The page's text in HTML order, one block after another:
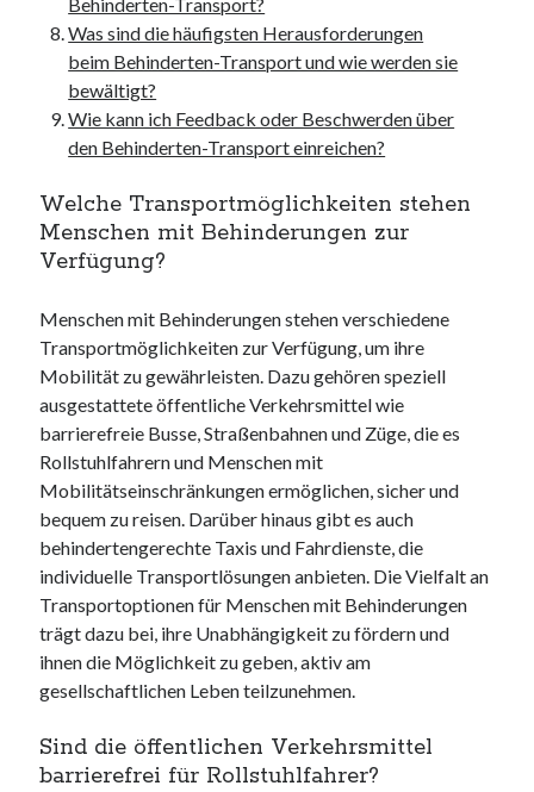
Was sind die häufigsten Herausforderungen
beim Behinderten-Transport und wie werden sie
bewältigt?
Wie kann ich Feedback oder Beschwerden über
den Behinderten-Transport einreichen?
Welche Transportmöglichkeiten stehen
Menschen mit Behinderungen zur
Verfügung?
Menschen mit Behinderungen stehen verschiedene
Transportmöglichkeiten zur Verfügung, um ihre
Mobilität zu gewährleisten. Dazu gehören speziell
ausgestattete öffentliche Verkehrsmittel wie
barrierefreie Busse, Straßenbahnen und Züge, die es
Rollstuhlfahrern und Menschen mit
Mobilitätseinschränkungen ermöglichen, sicher und
bequem zu reisen. Darüber hinaus gibt es auch
behindertengerechte Taxis und Fahrdienste, die
individuelle Transportlösungen anbieten. Die Vielfalt an
Transportoptionen für Menschen mit Behinderungen
trägt dazu bei, ihre Unabhängigkeit zu fördern und
ihnen die Möglichkeit zu geben, aktiv am
gesellschaftlichen Leben teilzunehmen.
Sind die öffentlichen Verkehrsmittel
barrierefrei für Rollstuhlfahrer?